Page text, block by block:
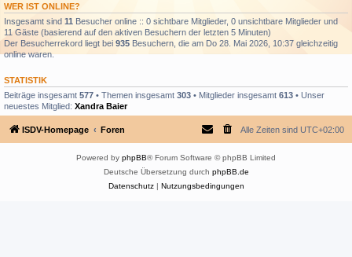
WER IST ONLINE?
Insgesamt sind 11 Besucher online :: 0 sichtbare Mitglieder, 0 unsichtbare Mitglieder und
11 Gäste (basierend auf den aktiven Besuchern der letzten 5 Minuten)
Der Besucherrekord liegt bei 935 Besuchern, die am Do 28. Mai 2026, 10:37 gleichzeitig
online waren.
STATISTIK
Beiträge insgesamt 577 • Themen insgesamt 303 • Mitglieder insgesamt 613 • Unser
neuestes Mitglied: Xandra Baier
ISDV-Homepage Foren Alle Zeiten sind UTC+02:00
Powered by phpBB® Forum Software © phpBB Limited
Deutsche Übersetzung durch phpBB.de
Datenschutz| Nutzungsbedingungen